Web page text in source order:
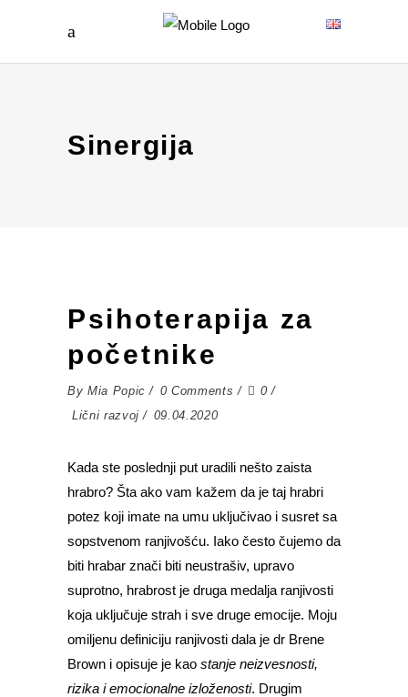
Sinergija
Psihoterapija za
početnike
By Mia Popic 0 Comments
0
Lični razvoj
09.04.2020
Kada ste poslednji put uradili nešto zaista
hrabro? Šta ako vam kažem da je taj hrabri
potez koji imate na umu uključivao i susret sa
sopstvenom ranjivošću. Iako često čujemo da
biti hrabar znači biti neustrašiv, upravo
suprotno, hrabrost je druga medalja ranjivosti
koja uključuje strah i sve druge emocije. Moju
omiljenu definiciju ranjivosti dala je dr Brene
Brown i opisuje je kao stanje neizvesnosti,
rizika i emocionalne izloženosti. Drugim